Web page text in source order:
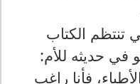
تنتظم الكتاب
في حديثه للأم:
فأنا راغب